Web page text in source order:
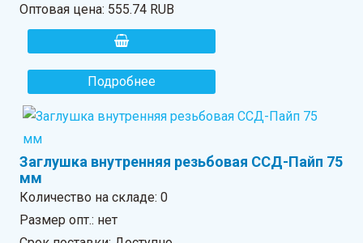
Оптовая цена: 555.74 RUB
Подробнее
Заглушка внутренняя резьбовая ССД-Пайп 75
мм
Количество на складе:0
Размер опт.: нет